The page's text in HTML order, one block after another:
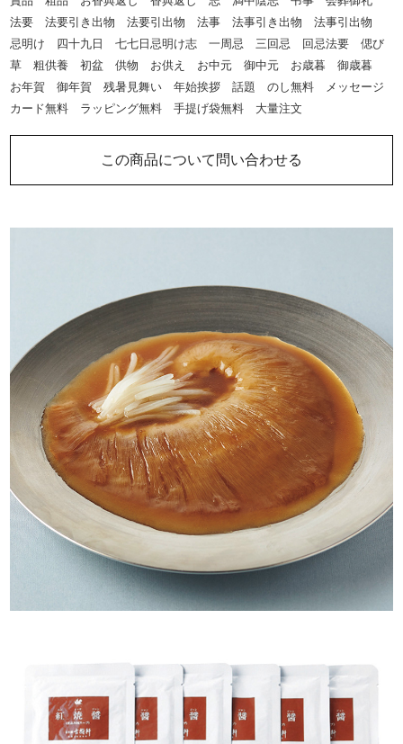
この商品について問い合わせる
法要 法要引き出物 法要引出物 法事 法事引き出物 法事引出物
忌明け 四十九日 七七日忌明け志 一周忌 三回忌 回忌法要 偲び
草 粗供養 初盆 供物 お供え お中元 御中元 お歳暮 御歳暮
お年賀 御年賀 残暑見舞い 年始挨拶 話題 のし無料 メッセージ
カード無料 ラッピング無料 手提げ袋無料 大量注文